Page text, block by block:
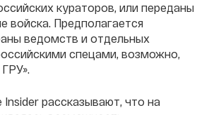
кураторов, или переданы
войска. Предполагается
ведомств и отдельных
спецами, возможно,
рассказывают, что на